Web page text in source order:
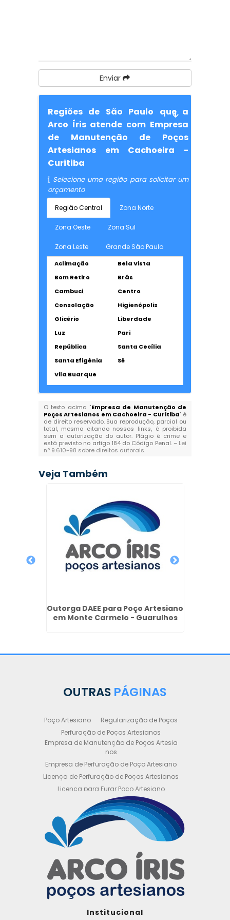
Enviar
Regiões de São Paulo que a
Arco Íris atende com Empresa
de Manutenção de Poços
Artesianos em Cachoeira -
Curitiba
Selecione uma região para solicitar um
orçamento
Região Central Zona Norte
Zona Oeste Zona Sul
Zona Leste Grande São Paulo
Aclimação
Bela Vista
Bom Retiro
Brás
Cambuci
Centro
Consolação
Higienópolis
Glicério
Liberdade
Luz
Pari
República
Santa Cecília
Santa Efigênia
Sé
Vila Buarque
O texto acima "Empresa de Manutenção de
Poços Artesianos em Cachoeira - Curitiba" é
de direito reservado. Sua reprodução, parcial ou
total, mesmo citando nossos links, é proibida
sem a autorização do autor. Plágio é crime e
está previsto no artigo 184 do Código Penal. – Lei
n° 9.610-98 sobre direitos autorais.
Veja Também
Outorga DAEE para Poço Artesiano
em Monte Carmelo - Guarulhos
OUTRAS PÁGINAS
Poço Artesiano
Regularização de Poços
Perfuração de Poços Artesianos
Empresa de Manutenção de Poços Artesia
nos
Empresa de Perfuração de Poço Artesiano
Licença de Perfuração de Poços Artesianos
Licença para Furar Poço Artesiano
Licença para Perfuração de Poço Artesiano
Licença para Poço Semi Artesiano
Manutenção de Poço Semi Artesiano
Manutenção Preventiva de Poços Artesiano
Obtenha sua Licença de Perfuração de Poç
o Artesiano
Orçamento de Poço Semi Artesiano
Orçamento para Perfuração de Poço Artesi
ano
Outorga DAEE para Poço Artesiano
Institucional